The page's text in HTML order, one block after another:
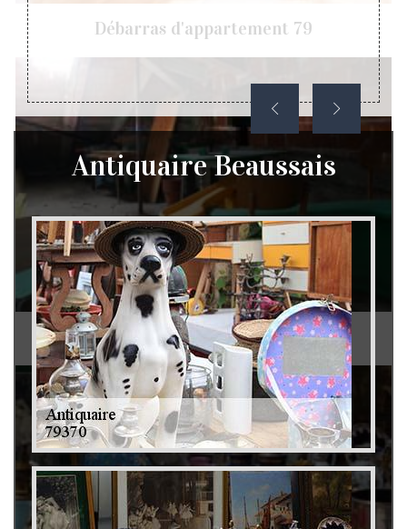
Débarras d'appartement 79
Débarras de grenier et cave 79
Antiquaire Beaussais